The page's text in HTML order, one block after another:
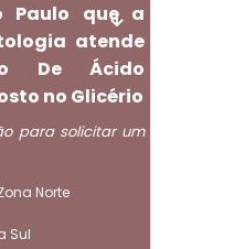
Paulo que a
atende
De Ácido
no Glicério
para solicitar um
Norte
Sul